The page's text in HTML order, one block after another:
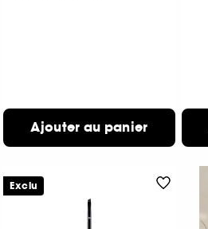
Ajouter au panier
Exclu